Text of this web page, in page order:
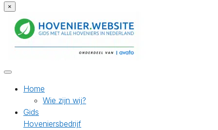
×
Home
Wie zijn wij?
Gids
Hoveniersbedrijf